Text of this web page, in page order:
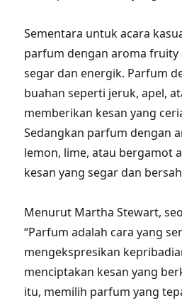
Sementara untuk acara
parfum dengan aroma fruity
segar dan energik. Parfum
buahan seperti jeruk, apel,
memberikan kesan yang
Sedangkan parfum dengan
lemon, lime, atau bergamot
kesan yang segar dan
Menurut Martha Stewart,
“Parfum adalah cara yang
mengekspresikan
menciptakan kesan yang
itu, memilih parfum yang